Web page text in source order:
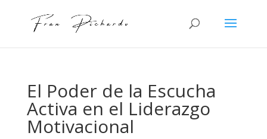
El Poder de la Escucha
Activa en el Liderazgo
Motivacional